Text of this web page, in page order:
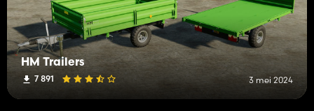
HM Trailers
7 891 3 mei 2024